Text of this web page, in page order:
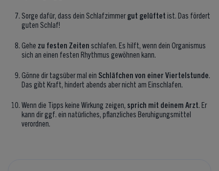
Sorge dafür, dass dein Schlafzimmergut gelüftet ist. Das fördert
guten Schlaf!
Gehe zu festen Zeiten schlafen. Es hilft, wenn dein Organismus
sich an einen festen Rhythmus gewöhnen kann.
Gönne dir tagsüber mal ein Schläfchen von einer Viertelstunde
Das gibt Kraft, hindert abends aber nicht am Einschlafen.
Wenn die Tipps keine Wirkung zeigen, sprich mit deinem Arzt . Er
kann dir ggf. ein natürliches, pflanzliches Beruhigungsmittel
verordnen.